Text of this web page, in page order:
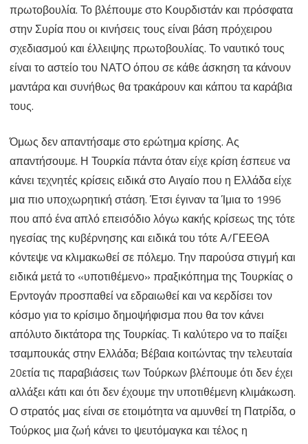
πρωτοβουλία. Το βλέπουμε στο Κουρδιστάν και πρόσφατα
στην Συρία που οι κινήσεις τους είναι βάση πρόχειρου
σχεδιασμού και έλλειψης πρωτοβουλίας. Το ναυτικό τους
είναι το αστείο του ΝΑΤΟ όπου σε κάθε άσκηση τα κάνουν
μαντάρα και συνήθως θα τρακάρουν και κάπου τα καράβια
τους.
Όμως δεν απαντήσαμε στο ερώτημα κρίσης. Ας
απαντήσουμε. Η Τουρκία πάντα όταν είχε κρίση έσπευε να
κάνει τεχνητές κρίσεις ειδικά στο Αιγαίο που η Ελλάδα είχε
μια πιο υποχωρητική στάση. Έτσι έγιναν τα Ίμια το 1996
που από ένα απλό επεισόδιο λόγω κακής κρίσεως της τότε
ηγεσίας της κυβέρνησης και ειδικά του τότε Α/ΓΕΕΘΑ
κόντεψε να κλιμακωθεί σε πόλεμο. Την παρούσα στιγμή και
ειδικά μετά το «υποτιθέμενο» πραξικόπημα της Τουρκίας ο
Ερντογάν προσπαθεί να εδραιωθεί και να κερδίσει τον
κόσμο για το κρίσιμο δημοψήφισμα που θα τον κάνει
απόλυτο δικτάτορα της Τουρκίας. Τι καλύτερο να το παίξει
τσαμπουκάς στην Ελλάδα; Βέβαια κοιτώντας την τελευταία
20ετία τις παραβιάσεις των Τούρκων βλέπουμε ότι δεν έχει
αλλάξει κάτι και ότι δεν έχουμε την υποτιθέμενη κλιμάκωση.
Ο στρατός μας είναι σε ετοιμότητα να αμυνθεί τη Πατρίδα, ο
Τούρκος μια ζωή κάνει το ψευτόμαγκα και τέλος η